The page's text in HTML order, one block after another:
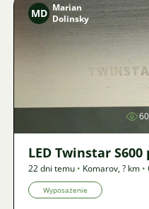
MD Marian
Dolinsky
LED Twinstar
22 dni temu • Komarov,? km •
Wyposażenie